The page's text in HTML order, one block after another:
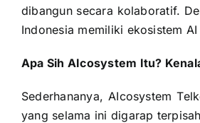
dibangun secara kolaboratif.
Indonesia memiliki ekosistem
Apa Sih AIcosystem Itu?
Sederhananya, AIcosystem
yang selama ini digarap